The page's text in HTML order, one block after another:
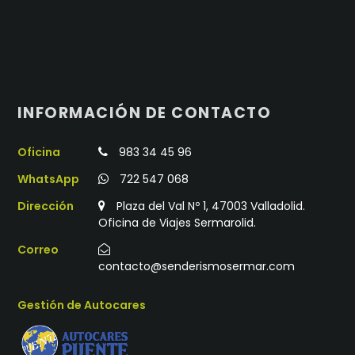
INFORMACIÓN DE CONTACTO
Oficina
983 34 45 96
WhatsApp
722 547 068
Dirección
Plaza del Val Nº 1, 47003 Valladolid.
Oficina de Viajes Sermarolid.
Correo
contacto@senderismosermar.com
Gestión de Autocares